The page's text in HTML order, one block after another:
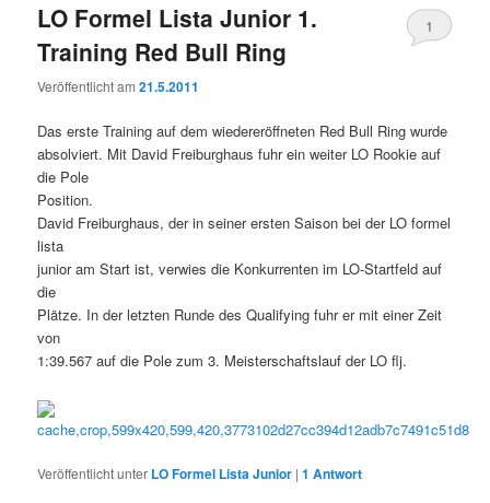
LO Formel Lista Junior 1.
Training Red Bull Ring
Veröffentlicht am21.5.2011
1
Das erste Training auf dem wiedereröffneten Red Bull Ring wurde
absolviert. Mit David Freiburghaus fuhr ein weiter LO Rookie auf
die Pole
Position.
David Freiburghaus, der in seiner ersten Saison bei der LO formel
lista
junior am Start ist, verwies die Konkurrenten im LO-Startfeld auf
die
Plätze. In der letzten Runde des Qualifying fuhr er mit einer Zeit
von
1:39.567 auf die Pole zum 3. Meisterschaftslauf der LO flj.
Veröffentlicht unter LO Formel Lista Junior |1 Antwort